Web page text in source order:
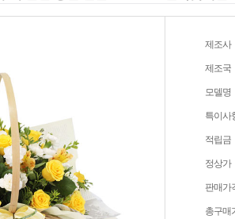
제조사
제조국
모델명
특이사
적립금
정상가
판매가
총구매